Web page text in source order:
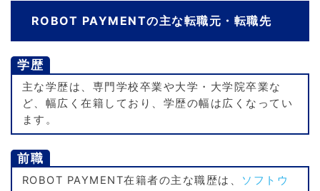
ROBOT PAYMENTの主な転職元・転職先
学歴
主な学歴は、専門学校卒業や大学・大学院卒業な
ど、幅広く在籍しており、学歴の幅は広くなってい
ます。
前職
ROBOT PAYMENT在籍者の主な職歴は、 ソフトウ